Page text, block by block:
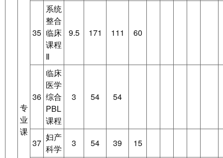
专
业
课
35
系统
整合
临床
课程
Ⅱ
9.5 171 111 60
36
临床
医学
综合
PBL
课程
3 54 54
37
妇产
科学
3 54 39 15